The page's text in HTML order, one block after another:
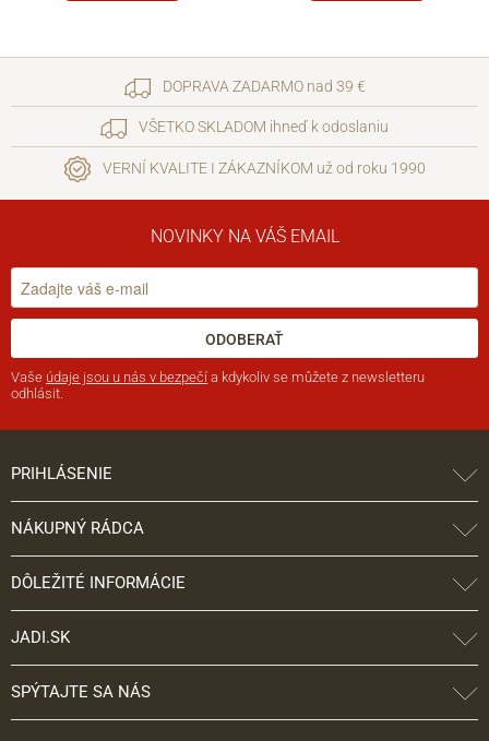
DOPRAVA ZADARMO nad 39 €
VŠETKO SKLADOM ihneď k odoslaniu
VERNÍ KVALITE I ZÁKAZNÍKOM už od roku 1990
NOVINKY NA VÁŠ EMAIL
ODOBERAŤ
Vaše údaje jsou u nás v bezpečí a kdykoliv se můžete z newsletteru
odhlásit.
PRIHLÁSENIE
NÁKUPNÝ RÁDCA
DÔLEŽITÉ INFORMÁCIE
JADI.SK
SPÝTAJTE SA NÁS